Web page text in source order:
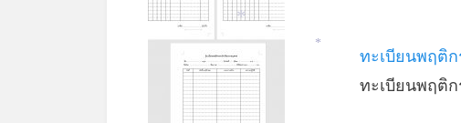
ทะเบียนพฤติ
ทะเบียนพฤติ
*